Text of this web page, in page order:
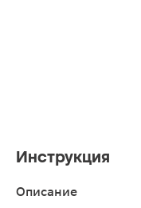
Инструкция
Описание